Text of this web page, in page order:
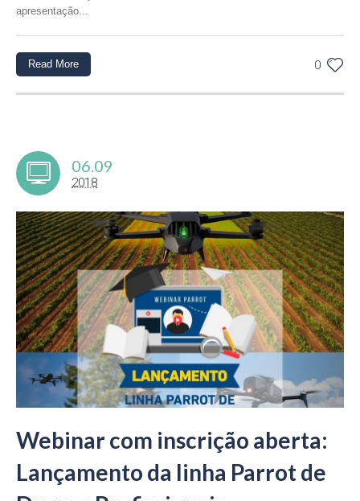
apresentação...
0
Read More
06.09
2018
Webinar com inscrição aberta:
Lançamento da linha Parrot de